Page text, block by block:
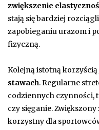
zwiększenie
stają się bardziej
zapobieganiu urazom i
fizyczną.
Kolejną istotną korzyścią
stawach. Regularne
codziennych czynności,
czy sięganie.
korzystny dla